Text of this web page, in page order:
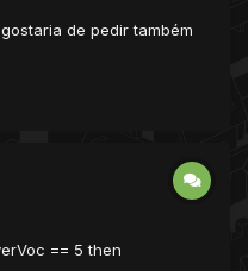
de pedir também
== 5 then